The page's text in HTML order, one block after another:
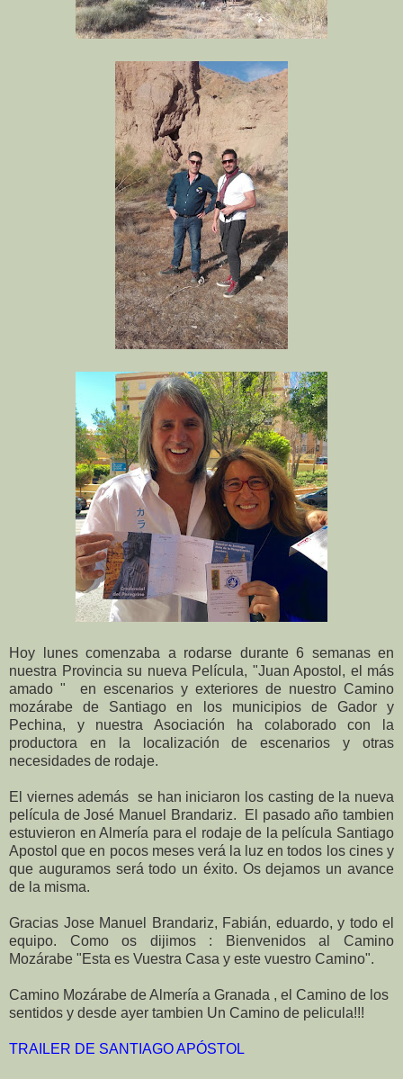
Hoy lunes comenzaba a rodarse durante 6 semanas en
nuestra Provincia su nueva Película, "Juan Apostol, el más
amado "
en escenarios y exteriores de nuestro Camino
mozárabe de Santiago en los municipios de Gador y
Pechina, y nuestra Asociación ha colaborado con la
productora en la localización de escenarios y otras
necesidades de rodaje.
El viernes además se han iniciaron los casting de la nueva
película de José Manuel Brandariz.
El pasado año tambien
estuvieron en Almería para el rodaje de la película Santiago
Apostol que en pocos meses verá la luz en todos los cines y
que auguramos será todo un éxito. Os dejamos un avance
de la misma.
Gracias Jose Manuel Brandariz, Fabián, eduardo, y todo el
equipo. Como os dijimos : Bienvenidos al Camino
Mozárabe "Esta es Vuestra Casa y este vuestro Camino".
Camino Mozárabe de Almería a Granada , el Camino de los
sentidos y desde ayer tambien Un Camino de pelicula!!!
TRAILER DE SANTIAGO APÓSTOL